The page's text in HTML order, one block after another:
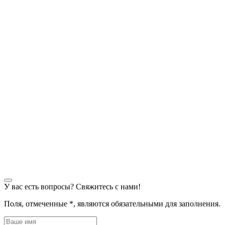
У вас есть вопросы? Свяжитесь с нами!
Поля, отмеченные *, являются обязательными для заполнения.